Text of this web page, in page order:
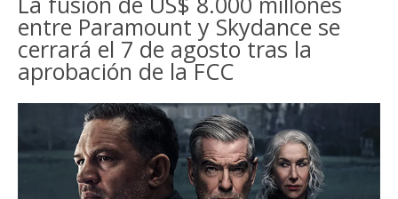
entre Paramount y Skydance se
cerrará el 7 de agosto tras la
aprobación de la FCC